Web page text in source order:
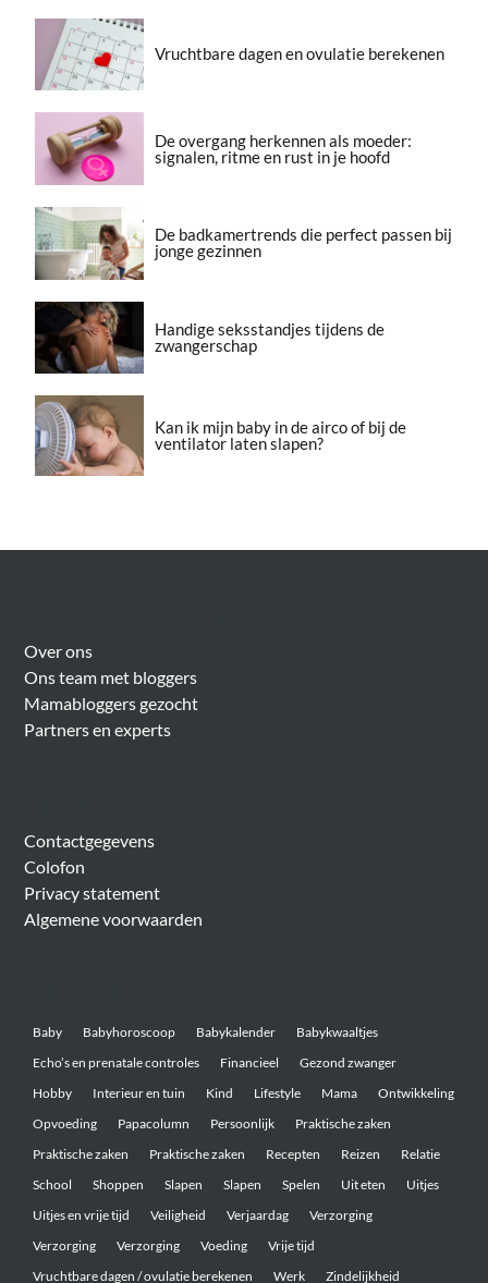
Vruchtbare dagen en ovulatie berekenen
De overgang herkennen als moeder:
signalen, ritme en rust in je hoofd
De badkamertrends die perfect passen bij
jonge gezinnen
Handige seksstandjes tijdens de
zwangerschap
Kan ik mijn baby in de airco of bij de
ventilator laten slapen?
Over ons
Ons team met bloggers
Mamabloggers gezocht
Partners en experts
Contactgegevens
Colofon
Privacy statement
Algemene voorwaarden
Baby Babyhoroscoop Babykalender
Babykwaaltjes
Echo’s en prenatale controles
Financieel
Gezond zwanger
Hobby
Interieur en tuin Kind Lifestyle Mama
Ontwikkeling
Opvoeding
Papacolumn Persoonlijk
Praktische zaken
Praktische zaken
Praktische zaken Recepten Reizen
Relatie
School
Shoppen Slapen Slapen Spelen Uit eten
Uitjes
Uitjes en vrije tijd
Veiligheid Verjaardag
Verzorging
Verzorging
Verzorging Voeding
Vrije tijd
Vruchtbare dagen / ovulatie berekenen
Werk Zindelijkheid